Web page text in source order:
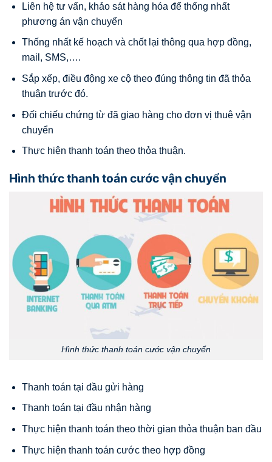
Liên hệ tư vấn, khảo sát hàng hóa để thống nhất
phương án vận chuyển
Thống nhất kế hoạch và chốt lại thông qua hợp đồng,
mail, SMS,….
Sắp xếp, điều động xe cộ theo đúng thông tin đã thỏa
thuận trước đó.
Đối chiếu chứng từ đã giao hàng cho đơn vị thuê vận
chuyển
Thực hiện thanh toán theo thỏa thuận.
Hình thức thanh toán cước vận chuyển
Hình thức thanh toán cước vận chuyển
Thanh toán tại đầu gửi hàng
Thanh toán tại đầu nhận hàng
Thực hiện thanh toán theo thời gian thỏa thuận ban đầu
Thực hiện thanh toán cước theo hợp đồng